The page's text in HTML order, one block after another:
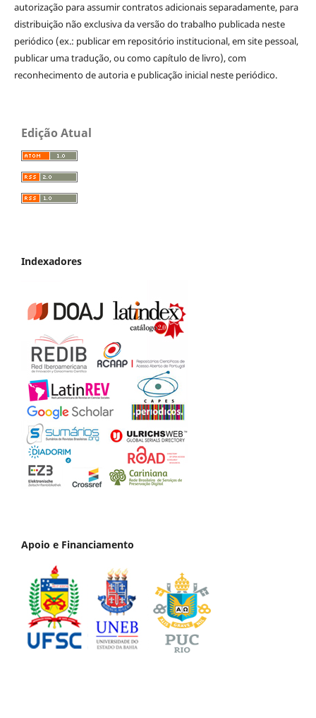
autorização para assumir contratos adicionais separadamente, para
distribuição não exclusiva da versão do trabalho publicada neste
periódico (ex.: publicar em repositório institucional, em site pessoal,
publicar uma tradução, ou como capítulo de livro), com
reconhecimento de autoria e publicação inicial neste periódico.
Edição Atual
Indexadores
Apoio e Financiamento